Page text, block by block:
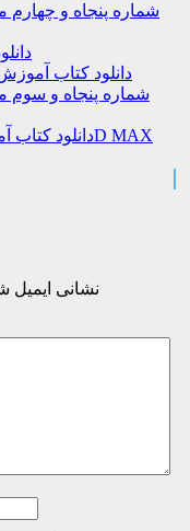
شماره پنجاه و چهارم
دانلود کتاب
شماره پنجاه و سوم
دانلود کتاب آموزش نرم افزار سه بعدی سازی 3D MAX
نشانی ایمیل